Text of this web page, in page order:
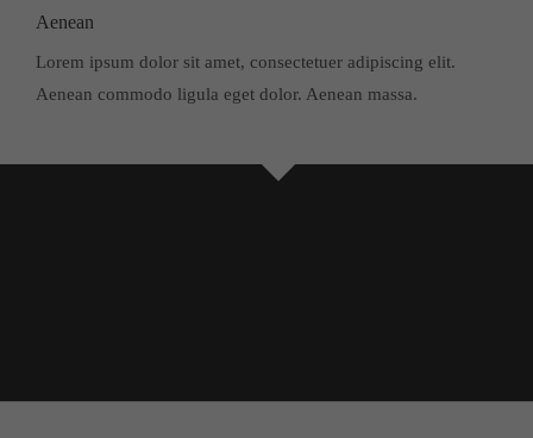
Lorem ipsum dolor sit amet, consectetuer adipiscing elit.
nascetur ridiculus mus. Donec quam felis, ultricies nec.
Aenean
Lorem ipsum dolor sit amet, consectetuer adipiscing elit.
Aenean commodo ligula eget dolor. Aenean massa.